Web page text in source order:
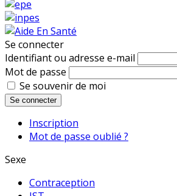
Se connecter
Identifiant ou adresse e-mail
Mot de passe
Se souvenir de moi
Se connecter
Inscription
Mot de passe oublié ?
Sexe
Contraception